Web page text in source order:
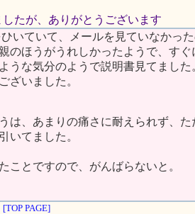
したが、ありがとうございます
いていて、メールを見ていなかっ
のほうがうれしかったようで、す
うな気分のようで説明書見てまし
ざいました。
は、あまりの痛さに耐えられず、
いてました。
ことですので、がんばらないと。
[TOP PAGE]